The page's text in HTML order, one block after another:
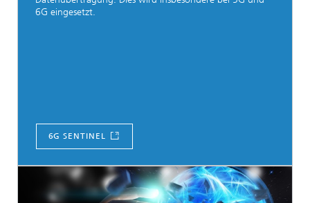
6G eingesetzt.
6G SENTINEL